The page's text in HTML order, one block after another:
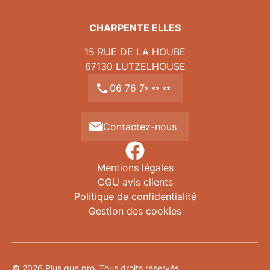
CHARPENTE ELLES
15 RUE DE LA HOUBE
67130 LUTZELHOUSE
06 76 7* ** **
Contactez-nous
Mentions légales
CGU avis clients
Politique de confidentialité
Gestion des cookies